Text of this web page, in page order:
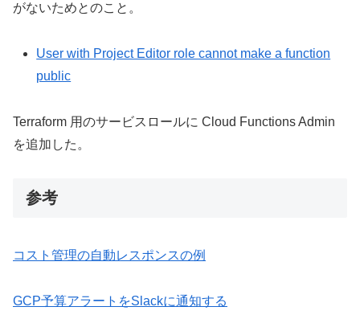
がないためとのこと。
User with Project Editor role cannot make a function
public
Terraform 用のサービスロールに Cloud Functions Admin
を追加した。
参考
コスト管理の自動レスポンスの例
GCP予算アラートをSlackに通知する